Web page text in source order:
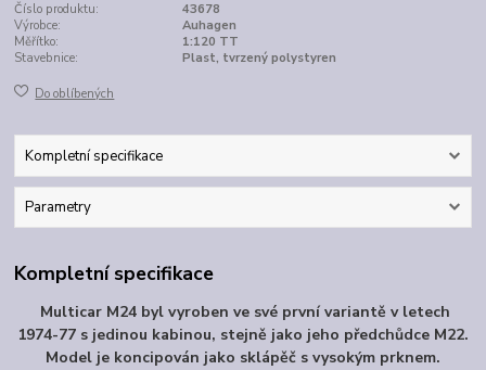
Číslo produktu:
43678
Výrobce:
Auhagen
Měřítko:
1:120 TT
Stavebnice:
Plast, tvrzený polystyren
Do oblíbených
Kompletní specifikace
Parametry
Kompletní specifikace
Multicar M24 byl vyroben ve své první variantě v letech
1974-77 s jedinou kabinou, stejně jako jeho předchůdce M22.
Model je koncipován jako sklápěč s vysokým prknem.